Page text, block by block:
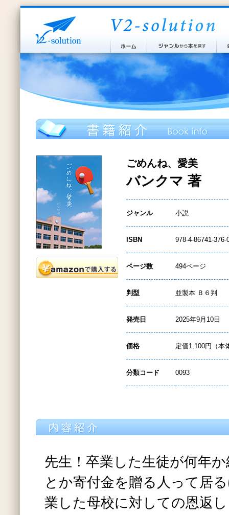
ごめんね、愛美
バンクマ 著
ジャンル 小説
ISBN 978-4-86741-376-
ページ数 494ページ
判型 並製本 Ｂ６判
発売日 2025年9月10日
価格 定価1,100円（本
分類コード 0093
先生！卒業した生徒が何年
とか寄付金を贈る人って居
業した母校に対しての恩返